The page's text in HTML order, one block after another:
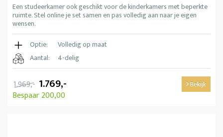
Een studeerkamer ook geschikt voor de kinderkamers met beperkte
ruimte. Stel online je set samen en pas volledig aan naar je eigen
wensen.
Optie:
Volledig op maat
Aantal:
4-delig
1.969,- 1.769,-
Bespaar 200,00
Bekijk